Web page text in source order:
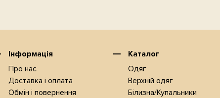
Інформація
Про нас
Доставка i оплата
Обмін і повернення
Каталог
Одяг
Верхнiй одяг
Білизна/Купальники